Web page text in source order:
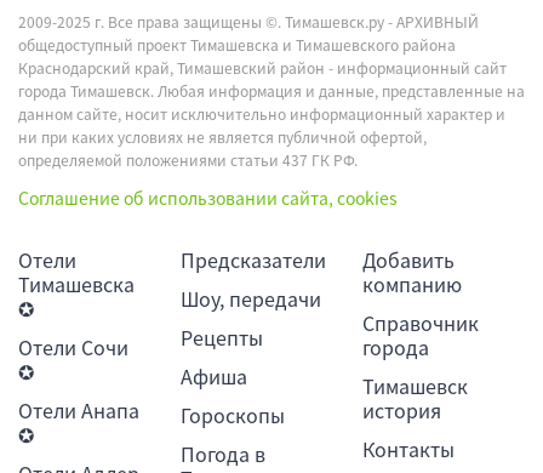
2009-2025 г. Все права защищены ©.Тимашевск.ру - АРХИВНЫЙ
общедоступный проект Тимашевска и Тимашевского района
Краснодарский край, Тимашевский район - информационный сайт
города Тимашевск. Любая информация и данные, представленные на
данном сайте, носит исключительно информационный характер и
ни при каких условиях не является публичной офертой,
определяемой положениями статьи 437 ГК РФ.
Соглашение об использовании сайта, cookies
Отели
Тимашевска
✪
Отели Сочи
✪
Отели Анапа
✪
Предсказатели
Шоу, передачи
Рецепты
Афиша
Гороскопы
Погода в
Добавить
компанию
Справочник
города
Тимашевск
история
Контакты